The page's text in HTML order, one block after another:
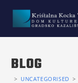
BLOG
> UNCATEGORISED >